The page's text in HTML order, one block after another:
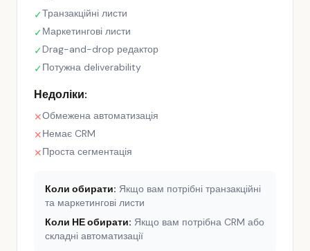
✓Транзакційні листи
✓Маркетингові листи
✓Drag-and-drop редактор
✓Потужна deliverability
Недоліки:
✕Обмежена автоматизація
✕Немає CRM
✕Проста сегментація
Коли обирати: Якщо вам потрібні транзакційні
та маркетингові листи
Коли НЕ обирати: Якщо вам потрібна CRM або
складні автоматизації